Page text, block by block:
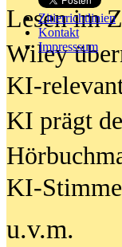
Zitierrichtlinien
Kontakt
Impresssum
Lesen im
Wiley
KI-
KI prägt
KI-
u.v.m.